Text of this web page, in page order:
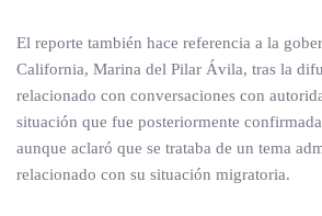
El reporte también hace referencia a la
California, Marina del Pilar Ávila, tras la
relacionado con conversaciones con
situación que fue posteriormente
aunque aclaró que se trataba de un tema
relacionado con su situación migratoria.